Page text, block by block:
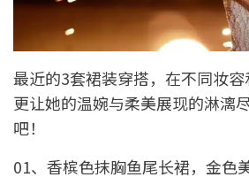
最近的3套裙装穿搭，在不同妆容
更让她的温婉与柔美展现的淋漓
吧！
01、香槟色抹胸鱼尾长裙，金色